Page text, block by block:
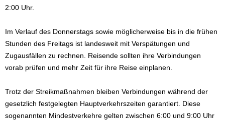
2:00 Uhr.
Im Verlauf des Donnerstags sowie möglicherweise bis in die frühen
Stunden des Freitags ist landesweit mit Verspätungen und
Zugausfällen zu rechnen. Reisende sollten ihre Verbindungen
vorab prüfen und mehr Zeit für ihre Reise einplanen.
Trotz der Streikmaßnahmen bleiben Verbindungen während der
gesetzlich festgelegten Hauptverkehrszeiten garantiert. Diese
sogenannten Mindestverkehre gelten zwischen 6:00 und 9:00 Uhr